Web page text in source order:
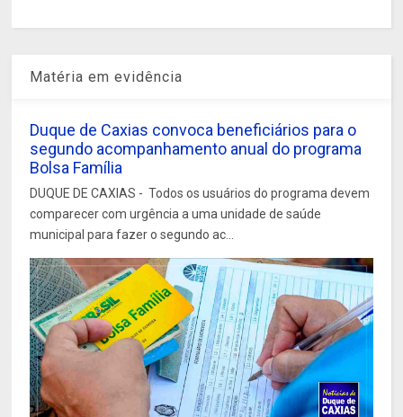
Matéria em evidência
Duque de Caxias convoca beneficiários para o
segundo acompanhamento anual do programa
Bolsa Família
DUQUE DE CAXIAS - Todos os usuários do programa devem
comparecer com urgência a uma unidade de saúde
municipal para fazer o segundo ac...